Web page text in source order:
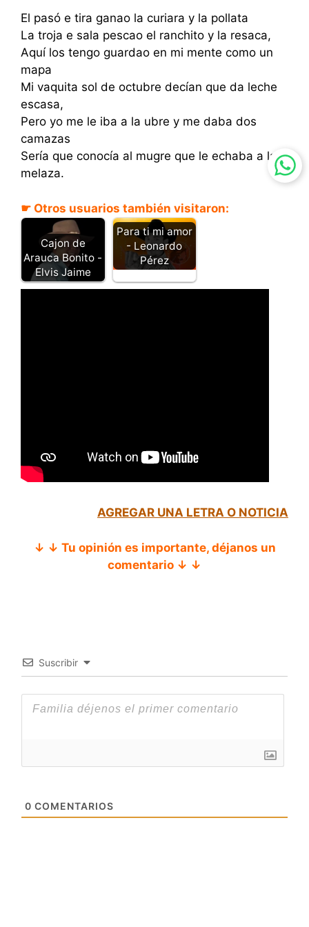
El pasó e tira ganao la curiara y la pollata
La troja e sala pescao el ranchito y la resaca,
Aquí los tengo guardao en mi mente como un
mapa
Mi vaquita sol de octubre decían que da leche
escasa,
Pero yo me le iba a la ubre y me daba dos
camazas
Sería que conocía al mugre que le echaba a la
melaza.
☛ Otros usuarios también visitaron:
Cajon de
Arauca Bonito -
Elvis Jaime
Para ti mi amor
- Leonardo
Pérez
AGREGAR UNA LETRA O NOTICIA
↓ ↓ Tu opinión es importante, déjanos un
comentario ↓ ↓
Suscribir
0 COMENTARIOS